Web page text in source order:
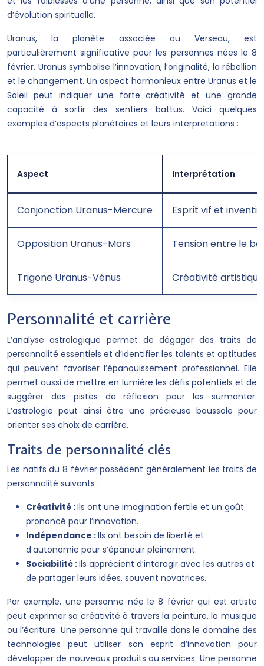
d’évolution spirituelle.
Uranus, la planète associée au Verseau, est
particulièrement significative pour les personnes nées le 8
février. Uranus symbolise l’innovation, l’originalité, la rébellion
et le changement. Un aspect harmonieux entre Uranus et le
Soleil peut indiquer une forte créativité et une grande
capacité à sortir des sentiers battus. Voici quelques
exemples d’aspects planétaires et leurs interpretations :
Aspect Interprétation
Conjonction Uranus-Mercure Esprit vif et
Opposition Uranus-Mars Tension entre le
Trigone Uranus-Vénus Créativité
Personnalité et carrière
L’analyse astrologique permet de dégager des traits de
personnalité essentiels et d’identifier les talents et aptitudes
qui peuvent favoriser l’épanouissement professionnel. Elle
permet aussi de mettre en lumière les défis potentiels et de
suggérer des pistes de réflexion pour les surmonter.
L’astrologie peut ainsi être une précieuse boussole pour
orienter ses choix de carrière.
Traits de personnalité clés
Les natifs du 8 février possèdent généralement les traits de
personnalité suivants :
Créativité :Ils ont une imagination fertile et un goût
prononcé pour l’innovation.
Indépendance :Ils ont besoin de liberté et
d’autonomie pour s’épanouir pleinement.
Sociabilité :Ils apprécient d’interagir avec les autres et
de partager leurs idées, souvent novatrices.
Par exemple, une personne née le 8 février qui est artiste
peut exprimer sa créativité à travers la peinture, la musique
ou l’écriture. Une personne qui travaille dans le domaine des
technologies peut utiliser son esprit d’innovation pour
développer de nouveaux produits ou services. Une personne